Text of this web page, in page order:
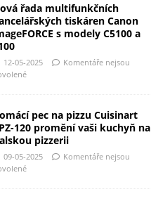
řada multifunkčních
tiskáren Canon
s modely C5100 a
12-05-2025
Komentáře nejsou
pec na pizzu Cuisinart
120 promění vaši kuchyň na
pizzerii
09-05-2025
Komentáře nejsou